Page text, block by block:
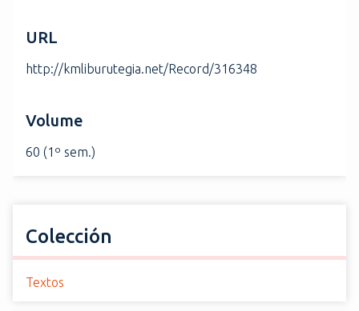
URL
http://kmliburutegia.net/Record/316348
Volume
60 (1º sem.)
Colección
Textos